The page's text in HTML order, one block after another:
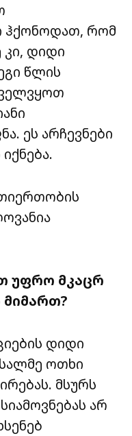
ჰქონოდათ, რომ
კი, დიდი
წლის
ეს არჩევნები
უფრო მკაცრ
დიდი
ოთხი
მსურს
არ